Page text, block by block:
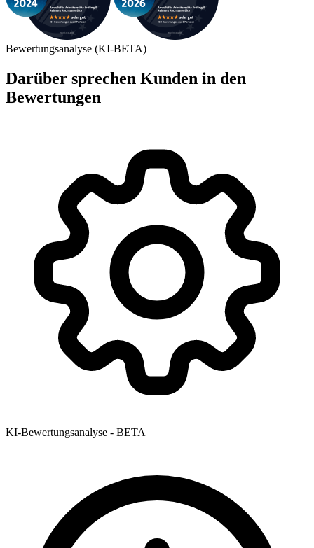
Bewertungsanalyse (KI-BETA)
Darüber sprechen Kunden in den
Bewertungen
KI-Bewertungsanalyse - BETA